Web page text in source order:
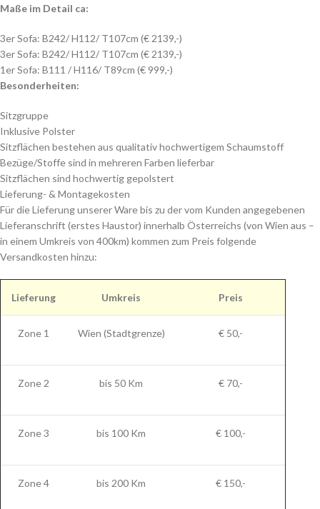
Maße im Detail ca:
3er Sofa: B242/ H112/ T107cm (€ 2139,-)
3er Sofa: B242/ H112/ T107cm (€ 2139,-)
1er Sofa: B111 / H116/ T89cm (€ 999,-)
Besonderheiten:
Sitzgruppe
Inklusive Polster
Sitzflächen bestehen aus qualitativ hochwertigem Schaumstoff
Bezüge/Stoffe sind in mehreren Farben lieferbar
Sitzflächen sind hochwertig gepolstert
Lieferung- & Montagekosten
Für die Lieferung unserer Ware bis zu der vom Kunden angegebenen
Lieferanschrift (erstes Haustor) innerhalb Österreichs (von Wien aus –
in einem Umkreis von 400km) kommen zum Preis folgende
Versandkosten hinzu:
Lieferung Umkreis Preis
Zone 1 Wien (Stadtgrenze) € 50,-
Zone 2 bis 50 Km € 70,-
Zone 3 bis 100 Km € 100,-
Zone 4 bis 200 Km € 150,-